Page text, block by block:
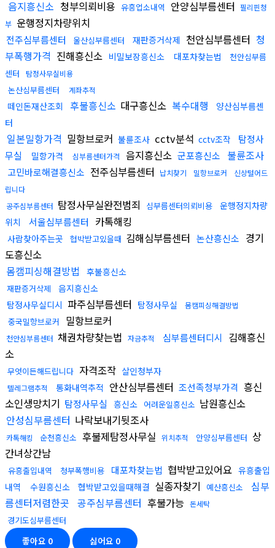
음지흥신소 청부의뢰비용 유흥업소내역 안양심부름센터 필리핀청
부 운행정지차량위치
전주심부름센터 울산심부름센터 재판증거삭제 천안심부름센터 청
부폭행가격 진해흥신소 비밀보장흥신소 대포차찾는법
천안심부름
센터
탐정사무실비용
논산심부름센터 계좌추적
떼인돈재산조회 후불흥신소 대구흥신소 복수대행
양산심부름센
터
일본밀항가격 밀항브로커 불륜조사 cctv분석 cctv조작
탐정사
무실
밀항가격 심부름센터가격 음지흥신소 군포흥신소 불륜조사
고민바로해결흥신소 전주심부름센터 납치찾기 밀항브로커
신상털어드
립니다
공주심부름센터 탐정사무실완전범죄 심부름센터의뢰비용
운행정지차량
위치
서울심부름센터 카톡해킹
사람찾아주는곳 협박받고있을때 김해심부름센터 논산흥신소 경기
도흥신소
몸캠피싱해결방법
후불흥신소
재판증거삭제
음지흥신소
탐정사무실디시 파주심부름센터 탐정사무실 몸캠피싱해결방법
중국밀항브로커 밀항브로커
천안심부름센터 채권차량찾는법 자금추적 심부름센터디시 김해흥신
소
무엇이든해드립니다 자격조작 살인청부자
텔레그램추적 통화내역추적 안산심부름센터 조선족청부가격 흥신
소인생망치기 탐정사무실 흥신소 어려운일흥신소 남원흥신소
안성심부름센터 나락보내기뒷조사
카톡해킹 순천흥신소 후불제탐정사무실 위치추적 안양심부름센터 상
간녀상간남
유흥출입내역 청부폭행비용 대포차찾는법 협박받고있어요 유흥출입
내역
수원흥신소 협박받고있을때해결 실종자찾기 예산흥신소
심부
름센터저렴한곳 공주심부름센터 후불가능 돈세탁
경기도심부름센터
좋아요 0 싫어요 0